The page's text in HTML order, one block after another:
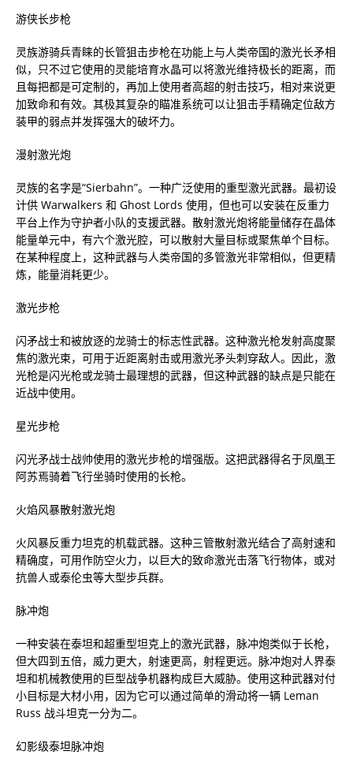
游侠长步枪
灵族游骑兵青睐的长管狙击步枪在功能上与人类帝国的激光长矛相
似，只不过它使用的灵能培育水晶可以将激光维持极长的距离，而
且每把都是可定制的，再加上使用者高超的射击技巧，相对来说更
加致命和有效。其极其复杂的瞄准系统可以让狙击手精确定位敌方
装甲的弱点并发挥强大的破坏力。
漫射激光炮
灵族的名字是“Sierbahn”。一种广泛使用的重型激光武器。最初设
计供 Warwalkers 和 Ghost Lords 使用，但也可以安装在反重力
平台上作为守护者小队的支援武器。散射激光炮将能量储存在晶体
能量单元中，有六个激光腔，可以散射大量目标或聚焦单个目标。
在某种程度上，这种武器与人类帝国的多管激光非常相似，但更精
炼，能量消耗更少。
激光步枪
闪矛战士和被放逐的龙骑士的标志性武器。这种激光枪发射高度聚
焦的激光束，可用于近距离射击或用激光矛头刺穿敌人。因此，激
光枪是闪光枪或龙骑士最理想的武器，但这种武器的缺点是只能在
近战中使用。
星光步枪
闪光矛战士战帅使用的激光步枪的增强版。这把武器得名于凤凰王
阿苏焉骑着飞行坐骑时使用的长枪。
火焰风暴散射激光炮
火风暴反重力坦克的机载武器。这种三管散射激光结合了高射速和
精确度，可用作防空火力，以巨大的致命激光击落飞行物体，或对
抗兽人或泰伦虫等大型步兵群。
脉冲炮
一种安装在泰坦和超重型坦克上的激光武器，脉冲炮类似于长枪，
但大四到五倍，威力更大，射速更高，射程更远。脉冲炮对人界泰
坦和机械教使用的巨型战争机器构成巨大威胁。使用这种武器对付
小目标是大材小用，因为它可以通过简单的滑动将一辆 Leman
Russ 战斗坦克一分为二。
幻影级泰坦脉冲炮